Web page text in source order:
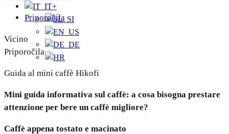
+
Priporočila
Vicino
Priporočila
Guida al mini caffè Hikofi
Mini guida informativa sul caffè: a cosa bisogna prestare
attenzione per bere un caffè migliore?
Caffè appena tostato e macinato